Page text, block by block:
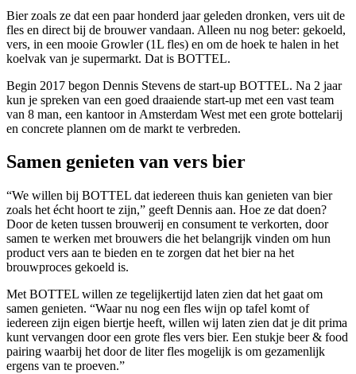
Bier zoals ze dat een paar honderd jaar geleden dronken, vers uit de
fles en direct bij de brouwer vandaan. Alleen nu nog beter: gekoeld,
vers, in een mooie Growler (1L fles) en om de hoek te halen in het
koelvak van je supermarkt. Dat is BOTTEL.
Begin 2017 begon Dennis Stevens de start-up BOTTEL. Na 2 jaar
kun je spreken van een goed draaiende start-up met een vast team
van 8 man, een kantoor in Amsterdam West met een grote bottelarij
en concrete plannen om de markt te verbreden.
Samen genieten van vers bier
“We willen bij BOTTEL dat iedereen thuis kan genieten van bier
zoals het écht hoort te zijn,” geeft Dennis aan. Hoe ze dat doen?
Door de keten tussen brouwerij en consument te verkorten, door
samen te werken met brouwers die het belangrijk vinden om hun
product vers aan te bieden en te zorgen dat het bier na het
brouwproces gekoeld is.
Met BOTTEL willen ze tegelijkertijd laten zien dat het gaat om
samen genieten. “Waar nu nog een fles wijn op tafel komt of
iedereen zijn eigen biertje heeft, willen wij laten zien dat je dit prima
kunt vervangen door een grote fles vers bier. Een stukje beer & food
pairing waarbij het door de liter fles mogelijk is om gezamenlijk
ergens van te proeven.”